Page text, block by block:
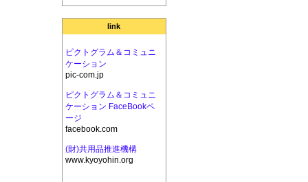
link
ピクトグラム＆コミュニ
ケーション
pic-com.jp
ピクトグラム＆コミュニ
ケーション FaceBookペ
ージ
facebook.com
(財)共用品推進機構
www.kyoyohin.org